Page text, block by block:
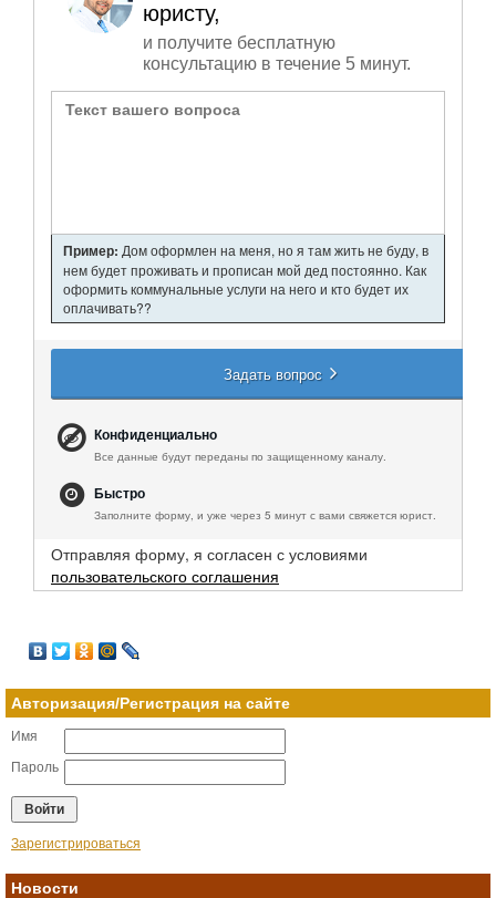
юристу,
и получите бесплатную
консультацию в течение 5 минут.
Пример: Дом оформлен на меня, но я там жить не буду, в
нем будет проживать и прописан мой дед постоянно. Как
оформить коммунальные услуги на него и кто будет их
оплачивать??
Задать вопрос
Конфиденциально
Все данные будут переданы по защищенному каналу.
Быстро
Заполните форму, и уже через 5 минут с вами свяжется юрист.
Отправляя форму, я согласен с условиями
пользовательского соглашения
Авторизация/Регистрация на сайте
Имя
Пароль
Зарегистрироваться
Новости